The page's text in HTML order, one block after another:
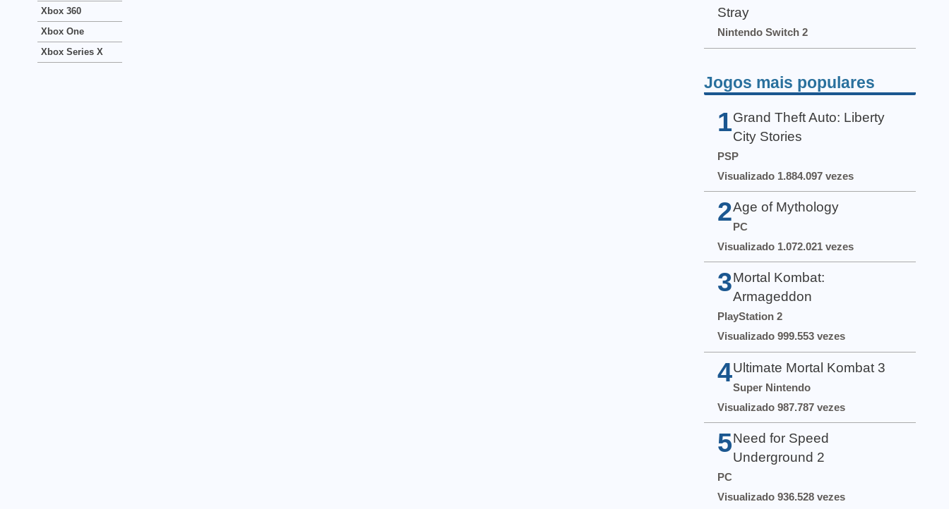
Xbox 360
Xbox One
Xbox Series X
Stray
Nintendo Switch 2
Jogos mais populares
1 Grand Theft Auto: Liberty
City Stories
PSP
Visualizado 1.884.097 vezes
2Age of Mythology
PC
Visualizado 1.072.021 vezes
3 Mortal Kombat:
Armageddon
PlayStation 2
Visualizado 999.553 vezes
4 Ultimate Mortal Kombat 3
Super Nintendo
Visualizado 987.787 vezes
5 Need for Speed
Underground 2
PC
Visualizado 936.528 vezes